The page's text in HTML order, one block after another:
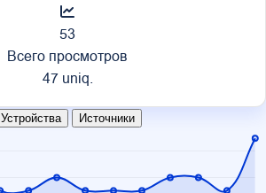
53
Всего просмотров
47 uniq.
Устройства Источники